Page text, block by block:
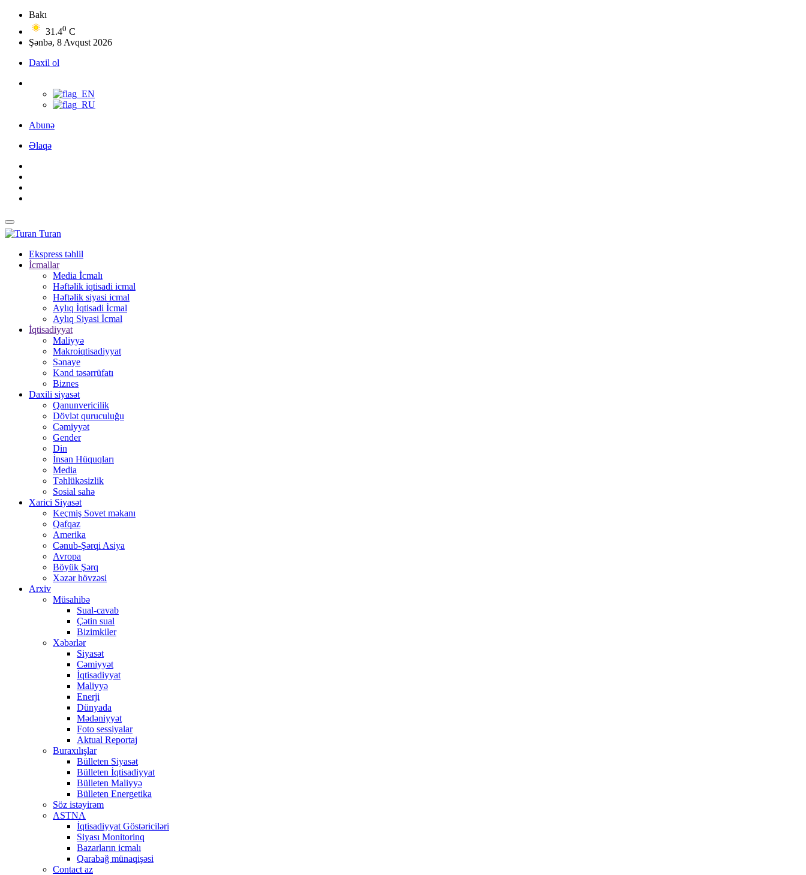
Bakı
31.40 C
Şənbə, 8 Avqust 2026
Daxil ol
Abunə
Əlaqə
Turan
Ekspress təhlil
İcmallar
Media İcmalı
Həftəlik iqtisadi icmal
Həftəlik siyasi icmal
Aylıq İqtisadi İcmal
Aylıq Siyasi İcmal
İqtisadiyyat
Maliyyə
Makroiqtisadiyyat
Sənaye
Kənd təsərrüfatı
Biznes
Daxili siyasət
Qanunvericilik
Dövlət quruculuğu
Cəmiyyət
Gender
Din
İnsan Hüquqları
Media
Təhlükəsizlik
Sosial sahə
Xarici Siyasət
Keçmiş Sovet məkanı
Qafqaz
Amerika
Cənub-Şərqi Asiya
Avropa
Böyük Şərq
Xəzər hövzəsi
Arxiv
Müsahibə
Sual-cavab
Çətin sual
Bizimkiler
Xəbərlər
Siyasət
Cəmiyyət
İqtisadiyyat
Maliyyə
Enerji
Dünyada
Mədəniyyət
Foto sessiyalar
Aktual Reportaj
Buraxılışlar
Bülleten Siyasət
Bülleten İqtisadiyyat
Bülleten Maliyyə
Bülleten Energetika
Söz istəyirəm
ASTNA
İqtisadiyyat Göstəriciləri
Siyası Monitorinq
Bazarların icmalı
Qarabağ münaqişəsi
Contact az